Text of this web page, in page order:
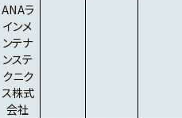
ANAラ
インメ
ンテナ
ンステ
クニク
ス株式
会社